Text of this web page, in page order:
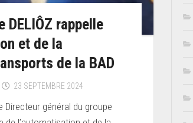
DELIÔZ rappelle
et de la
de la BAD
23 SEPTEMBRE 2024
Directeur général du groupe